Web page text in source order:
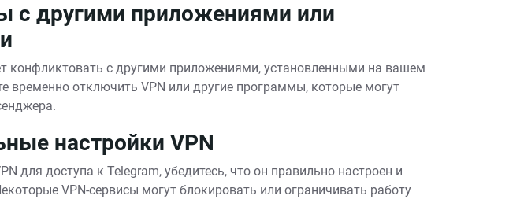
с другими приложениями или
конфликтовать с другими приложениями, установленными на вашем
временно отключить VPN или другие программы, которые могут
настройки VPN
для доступа к Telegram, убедитесь, что он правильно настроен и
VPN-сервисы могут блокировать или ограничивать работу